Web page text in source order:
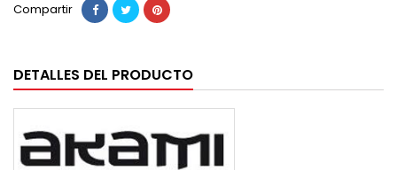
Compartir
DETALLES DEL PRODUCTO